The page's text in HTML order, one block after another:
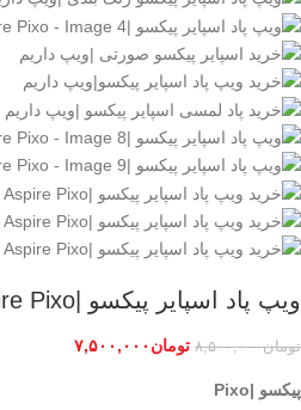
ویپ پاد اسپایر پیکسو |Aspire Pixo
تومان۸,۵۰۰,۰۰۰ تومان ۷,۵۰۰,۰۰۰
پیکسو |Pixo